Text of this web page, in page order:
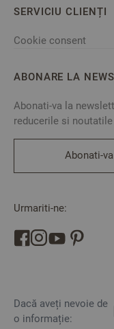
SERVICIU CLIENȚI
Cookie consent
ABONARE LA
Abonati-va la
reducerile si
Abonati-va
Urmariti-ne:
Dacă aveți nevoie de
o informație: